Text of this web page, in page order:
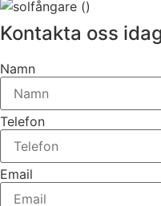
Kontakta oss
Namn
Telefon
Email